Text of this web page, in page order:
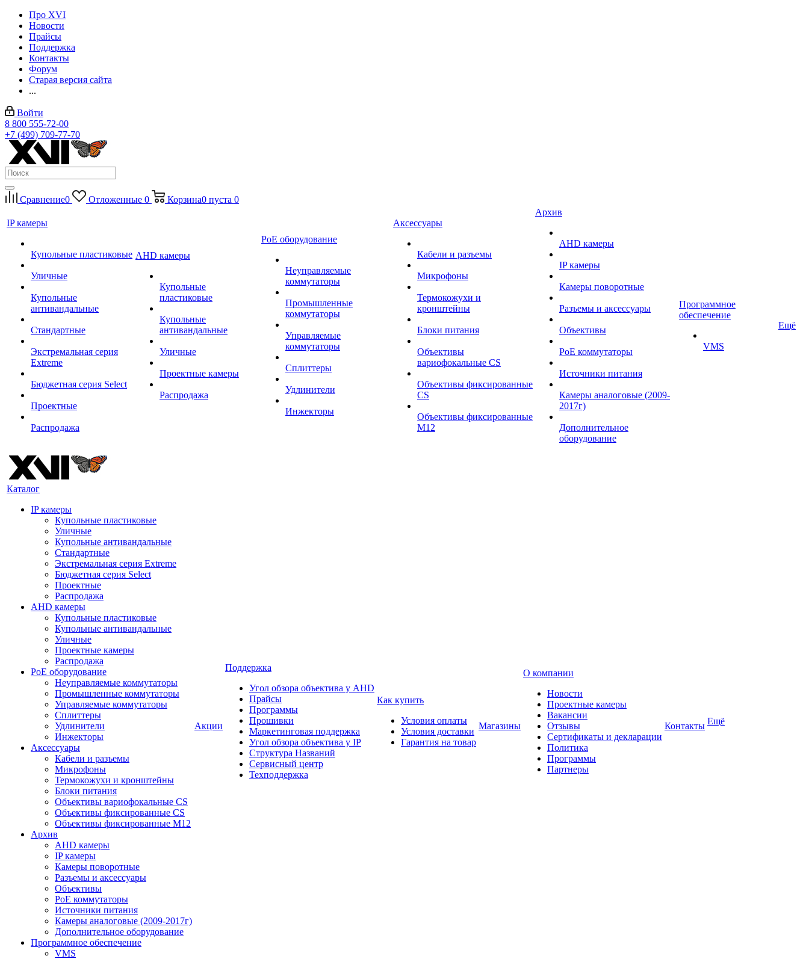
Про XVI
Новости
Прайсы
Поддержка
Контакты
Форум
Старая версия сайта
...
Войти
8 800 555-72-00
+7 (499) 709-77-70
Сравнение0 Отложенные 0 Корзина0 пуста 0
IP камеры
Купольные пластиковые
Уличные
Купольные
антивандальные
Стандартные
Экстремальная серия
Extreme
Бюджетная серия Select
Проектные
Распродажа
AHD камеры
Купольные
пластиковые
Купольные
антивандальные
Уличные
Проектные камеры
Распродажа
PoE оборудование
Неуправляемые
коммутаторы
Промышленные
коммутаторы
Управляемые
коммутаторы
Сплиттеры
Удлинители
Инжекторы
Аксессуары
Кабели и разъемы
Микрофоны
Термокожухи и
кронштейны
Блоки питания
Объективы
вариофокальные CS
Объективы фиксированные
CS
Объективы фиксированные
М12
Архив
AHD камеры
IP камеры
Камеры поворотные
Разъемы и аксессуары
Объективы
PoE коммутаторы
Источники питания
Камеры аналоговые (2009-
2017г)
Дополнительное
оборудование
Программное
обеспечение
VMS
Ещё
Каталог
IP камеры
Купольные пластиковые
Уличные
Купольные антивандальные
Стандартные
Экстремальная серия Extreme
Бюджетная серия Select
Проектные
Распродажа
AHD камеры
Купольные пластиковые
Купольные антивандальные
Уличные
Проектные камеры
Распродажа
PoE оборудование
Неуправляемые коммутаторы
Промышленные коммутаторы
Управляемые коммутаторы
Сплиттеры
Удлинители
Инжекторы
Аксессуары
Кабели и разъемы
Микрофоны
Термокожухи и кронштейны
Блоки питания
Объективы вариофокальные CS
Объективы фиксированные CS
Объективы фиксированные М12
Архив
AHD камеры
IP камеры
Камеры поворотные
Разъемы и аксессуары
Объективы
PoE коммутаторы
Источники питания
Камеры аналоговые (2009-2017г)
Дополнительное оборудование
Программное обеспечение
VMS
Акции
Поддержка
Угол обзора объектива у AHD
Прайсы
Программы
Прошивки
Маркетинговая поддержка
Угол обзора объектива у IP
Структура Названий
Сервисный центр
Техподдержка
Как купить
Условия оплаты
Условия доставки
Гарантия на товар
Магазины
О компании
Новости
Проектные камеры
Вакансии
Отзывы
Сертификаты и декларации
Политика
Программы
Партнеры
Контакты Ещё